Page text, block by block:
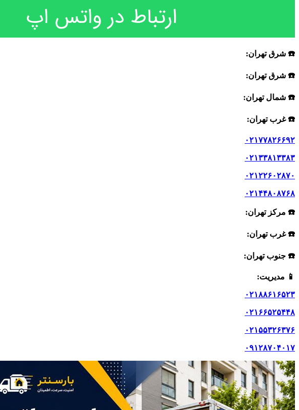
☎️ شرق تهران:
☎️ شرق تهران:
☎️ شمال تهران:
☎️ غرب تهران:
۰۲۱۷۷۸۲۶۶۹۲
۰۲۱۳۳۸۱۳۳۸۳
۰۲۱۲۲۶۰۲۸۷۰
۰۲۱۴۴۸۰۸۷۶۸
☎️ مرکز تهران:
☎️ غرب تهران:
☎️ جنوب تهران:
📱 مدیریت:
۰۲۱۸۸۶۱۶۵۲۳
۰۲۱۶۶۵۲۵۴۴۸
۰۲۱۵۵۳۲۶۳۷۶
۰۹۱۲۸۷۰۴۰۱۷